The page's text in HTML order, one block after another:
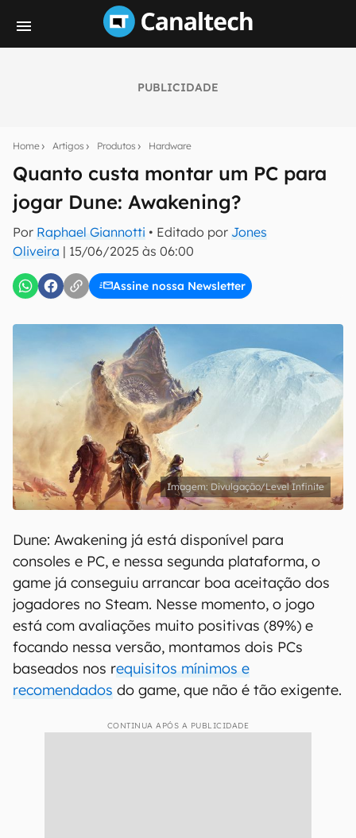
PUBLICIDADE
Home Artigos Produtos Hardware
Quanto custa montar um PC para
jogar Dune: Awakening?
Por Raphael Giannotti • Editado por Jones
Oliveira | 15/06/2025 às 06:00
Assine nossa Newsletter
notícias e reviews sobre tecnologia em primeira
E-mail
Uso e Política de Privacidade do Canaltech.
Divulgação/Level Infinite
Dune: Awakening já está disponível para
consoles e PC, e nessa segunda plataforma, o
game já conseguiu arrancar boa aceitação dos
jogadores no Steam. Nesse momento, o jogo
está com avaliações muito positivas (89%) e
focando nessa versão, montamos dois PCs
baseados nos requisitos mínimos e
recomendados do game, que não é tão exigente.
CONTINUA APÓS A PUBLICIDADE